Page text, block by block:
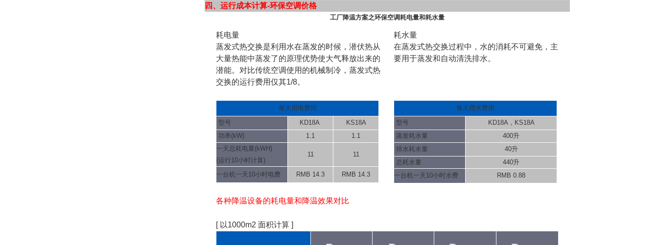
四、运行成本计算-环保空调价格
工厂降温方案之环保空调耗电量和耗水量
耗电量
蒸发式热交换是利用水在蒸发的时候，潜伏热从
大量热能中蒸发了的原理优势使大气释放出来的
潜能。对比传统空调使用的机械制冷，蒸发式热
交换的运行费用仅其1/8。
耗水量
在蒸发式热交换过程中，水的消耗不可避免，主
要用于蒸发和自动清洗排水。
每天用电费用
型号
KD18A
KS18A
功率(kW)
1.1
1.1
一天总耗电量(kWH)
(运行10小时计算)
11 11
一台机一天10小时电费 RMB 14.3 RMB 14.3
每天用水费用
型号
KD18A，KS18A
蒸发耗水量
400升
排水耗水量
40升
总耗水量
440升
一台机一天10小时水费
RMB 0.88
各种降温设备的耗电量和降温效果对比
[ 以1000m2 面积计算 ]